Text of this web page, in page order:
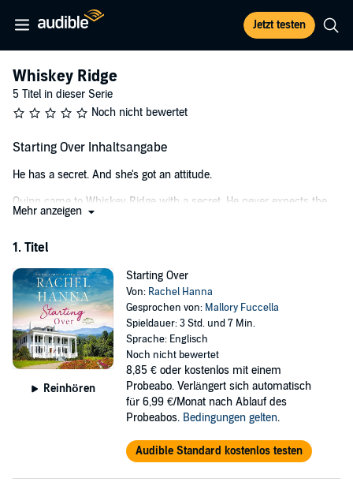
Jetzt testen
Whiskey Ridge
5 Titel in dieser Serie
Noch nicht bewertet
Starting Over Inhaltsangabe
He has a secret. And she's got an attitude.
Quinn came to Whiskey Ridge with a secret. He never expects the
woman sharing an office with him might uncover it accidentally.
Kelly just wanted to run away from her problems. She needs order
attractive, and she doesn’t need that right now.
Can opposites attract, or will these enemies hate each other forever?
©2023 Rachel Hanna (P)2023 Rachel Hanna
Mehr anzeigen
1. Titel
Reinhören
Starting Over
Von: Rachel Hanna
Gesprochen von: Mallory Fuccella
Spieldauer: 3 Std. und 7 Min.
Sprache: Englisch
Noch nicht bewertet
8,85 € oder kostenlos mit einem
Probeabo. Verlängert sich automatisch
für 6,99 €/Monat nach Ablauf des
Probeabos. Bedingungen gelten.
Audible Standard kostenlos testen